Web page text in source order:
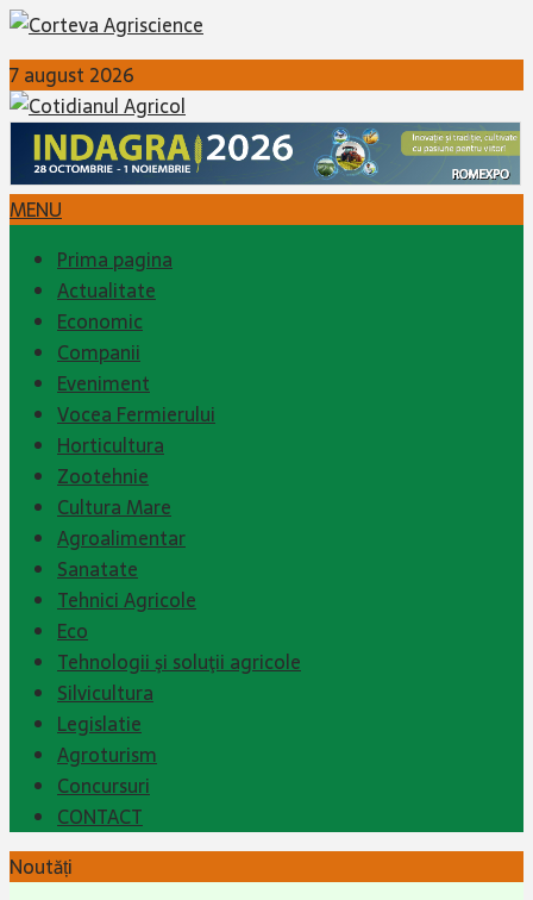
7 august 2026
MENU
Prima pagina
Actualitate
Economic
Companii
Eveniment
Vocea Fermierului
Horticultura
Zootehnie
Cultura Mare
Agroalimentar
Sanatate
Tehnici Agricole
Eco
Tehnologii şi soluţii agricole
Silvicultura
Legislatie
Agroturism
Concursuri
CONTACT
Noutăți